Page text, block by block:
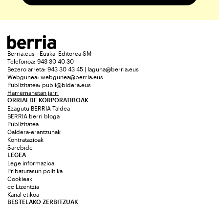
Berria.eus - Euskal Editorea SM
Telefonoa: 943 30 40 30
Bezero arreta: 943 30 43 45 | laguna@berria.eus
Webgunea: webgunea@berria.eus
Publizitatea: publi@bidera.eus
Harremanetan jarri
ORRIALDE KORPORATIBOAK
Ezagutu BERRIA Taldea
BERRIA berri bloga
Publizitatea
Galdera-erantzunak
Kontratazioak
Sarebide
LEGEA
Lege informazioa
Pribatutasun politika
Cookieak
cc Lizentzia
Kanal etikoa
BESTELAKO ZERBITZUAK